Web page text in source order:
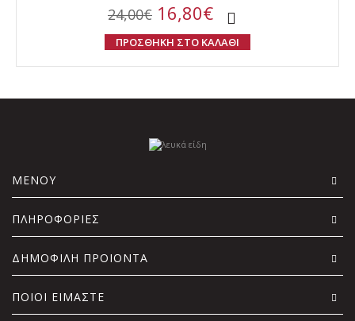
24,00€ 16,80€
ΠΡΟΣΘΗΚΗ ΣΤΟ ΚΑΛΑΘΙ
ΜΕΝΟΥ
ΠΛΗΡΟΦΟΡΙΕΣ
ΔΗΜΟΦΙΛΗ ΠΡΟΙΟΝΤΑ
ΠΟΙΟΙ ΕΙΜΑΣΤΕ